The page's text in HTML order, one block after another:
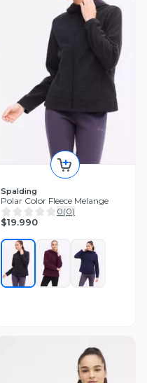
Spalding
Polar Color Fleece Melange
0(0)
$19.990